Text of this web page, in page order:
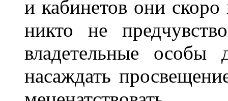
и кабинетов они
никто не
владетельные особы
насаждать